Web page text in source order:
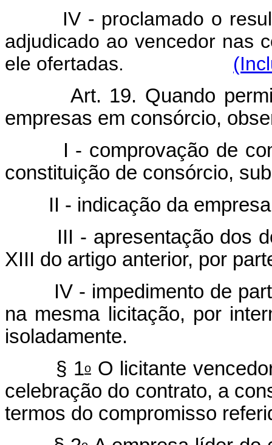
IV - proclamado o
adjudicado ao vencedor nas
ele ofertadas.
Art. 19. Quando
empresas em consórcio,
I - comprovação de
constituição de consórcio,
II - indicação da empresa
III - apresentação dos
XIII do artigo anterior, por
IV - impedimento de
na mesma licitação, por
isoladamente.
§ 1o O licitante
celebração do contrato, a
termos do compromisso